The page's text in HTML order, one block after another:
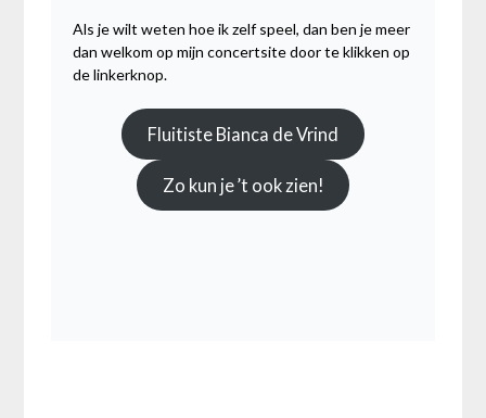
Als je wilt weten hoe ik zelf speel, dan ben je meer
dan welkom op mijn concertsite door te klikken op
de linkerknop.
Fluitiste Bianca de Vrind
Zo kun je ’t ook zien!